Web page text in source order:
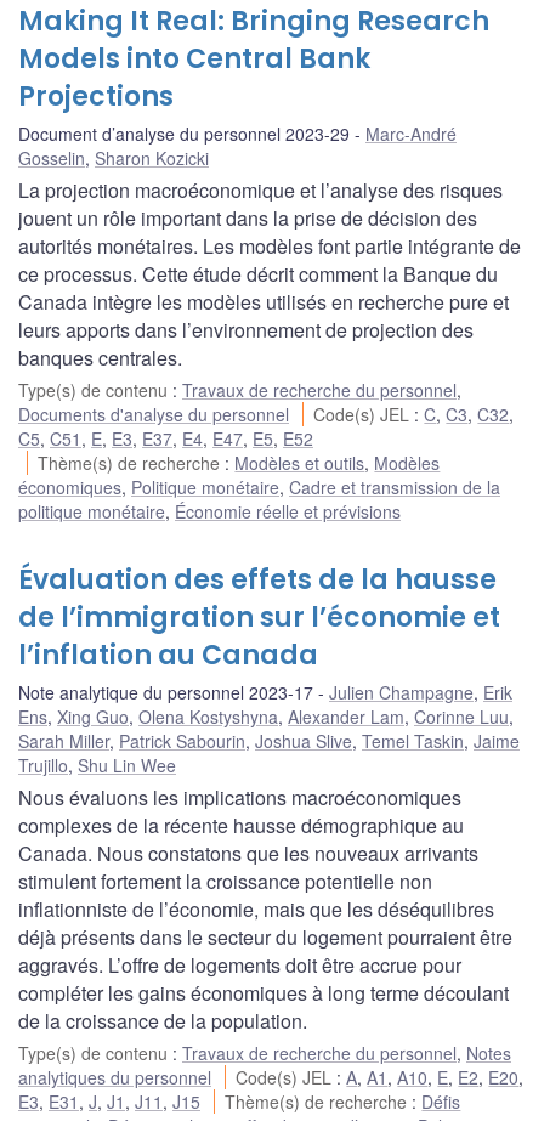
Making It Real: Bringing Research
Models into Central Bank
Projections
Document d’analyse du personnel 2023-29
Marc-André
Gosselin, Sharon Kozicki
La projection macroéconomique et l’analyse des risques
jouent un rôle important dans la prise de décision des
autorités monétaires. Les modèles font partie intégrante de
ce processus. Cette étude décrit comment la Banque du
Canada intègre les modèles utilisés en recherche pure et
leurs apports dans l’environnement de projection des
banques centrales.
Type(s) de contenu : Travaux de recherche du personnel,
Documents d'analyse du personnel
Code(s) JEL :C,C3,C32,
C5, C51 , E, E3, E37, E4, E47, E5, E52
Thème(s) de recherche : Modèles et outils, Modèles
économiques, Politique monétaire, Cadre et transmission de la
politique monétaire, Économie réelle et prévisions
Évaluation des effets de la hausse
de l’immigration sur l’économie et
l’inflation au Canada
Note analytique du personnel 2023-17 Julien Champagne, Erik
Ens, Xing Guo, Olena Kostyshyna, Alexander Lam, Corinne Luu,
Sarah Miller, Patrick Sabourin, Joshua Slive, Temel Taskin, Jaime
Trujillo, Shu Lin Wee
Nous évaluons les implications macroéconomiques
complexes de la récente hausse démographique au
Canada. Nous constatons que les nouveaux arrivants
stimulent fortement la croissance potentielle non
inflationniste de l’économie, mais que les déséquilibres
déjà présents dans le secteur du logement pourraient être
aggravés. L’offre de logements doit être accrue pour
compléter les gains économiques à long terme découlant
de la croissance de la population.
Type(s) de contenu : Travaux de recherche du personnel, Notes
analytiques du personnel
Code(s) JEL :A,A1 ,A10, E, E2, E20,
E3, E31 , J, J1 , J11 , J15 Thème(s) de recherche : Défis